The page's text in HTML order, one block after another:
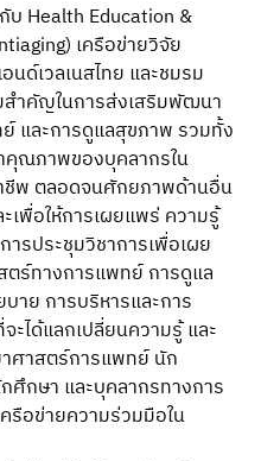
Health Education &
เครือข่ายวิจัย
ด์เวลเนสไทย และชมรม
สําคัญในการส่งเสริมพัฒนา
และการดูแลสุขภาพ รวมทั้ง
ณภาพของบุคลากรใน
ชีพ ตลอดจนศักยภาพด้านอื่น
เพื่อให้การเผยแพร่ ความรู้
ารประชุมวิชาการเพื่อเผย
ตร์ทางการแพทย์ การดูแล
าย การบริหารและการ
ะได้แลกเปลี่ยนความรู้ และ
ศาสตร์การแพทย์ นัก
กษา และบุคลากรทางการ
รือข่ายความร่วมมือใน